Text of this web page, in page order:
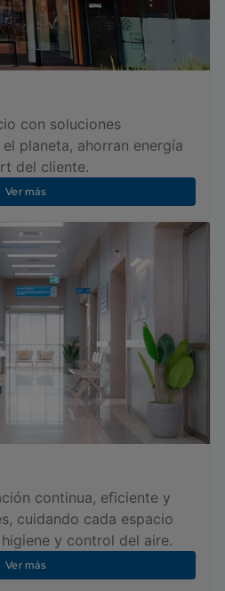
con soluciones
planeta, ahorran energía
del cliente.
Ver más
continua, eficiente y
cuidando cada espacio
y control del aire.
Ver más